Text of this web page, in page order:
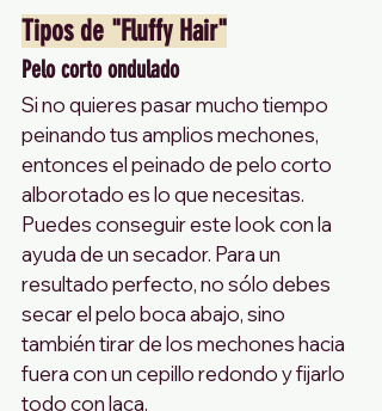
Tipos de "Fluffy Hair"
Pelo corto ondulado
Si no quieres pasar mucho tiempo
peinando tus amplios mechones,
entonces el peinado de pelo corto
alborotado es lo que necesitas.
Puedes conseguir este look con la
ayuda de un secador. Para un
resultado perfecto, no sólo debes
secar el pelo boca abajo, sino
también tirar de los mechones hacia
fuera con un cepillo redondo y fijarlo
todo con laca.